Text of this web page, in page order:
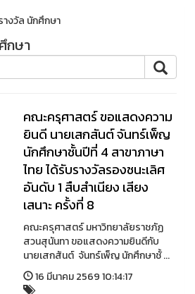
งวัล นักศึกษา
กษา
คณะครุศาสตร์ ขอแสดงความ
ยินดี นายเสกสันต์ จันทร์เพ็ญ
นักศึกษาชั้นปีที่ 4 สาขาภาษา
ไทย ได้รับรางวัลรองชนะเลิศ
อันดับ 1 สืบสำเนียง เสียง
เสนาะ ครั้งที่ 8
คณะครุศาสตร์ มหาวิทยาลัยราชภัฏ
สวนสุนันทา ขอแสดงความยินดีกับ
นายเสกสันต์ จันทร์เพ็ญ นักศึกษาชั้ ...
16 มีนาคม 2569 10:14:17